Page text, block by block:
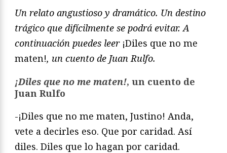
Un relato angustioso y dramático. Un destino
trágico que difícilmente se podrá evitar. A
continuación puedes leer ¡Diles que no me
maten!, un cuento de Juan Rulfo.
¡Diles que no me maten!, un cuento de
Juan Rulfo
-¡Diles que no me maten, Justino! Anda,
vete a decirles eso. Que por caridad. Así
diles. Diles que lo hagan por caridad.